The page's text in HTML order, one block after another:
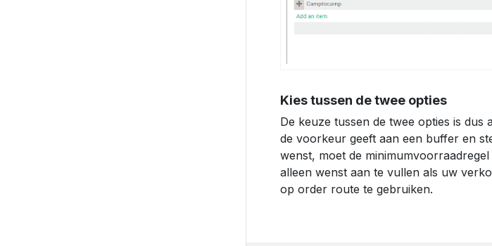
Kies tussen de twee opties
De keuze tussen de twee opties is
de voorkeur geeft aan een buffer en
wenst, moet de
alleen wenst aan te vullen als uw
op order route te gebruiken.